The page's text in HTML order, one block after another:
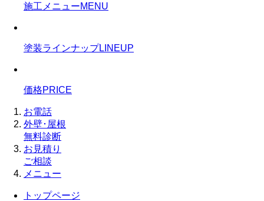
施工メニューMENU
塗装ラインナップLINEUP
価格PRICE
お電話
外壁･屋根
無料診断
お見積り
ご相談
メニュー
トップページ